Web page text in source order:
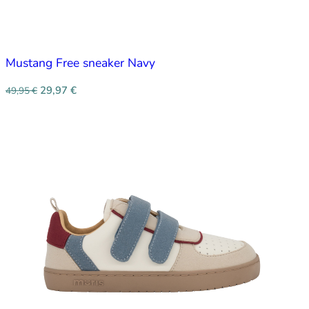
Mustang Free sneaker Navy
49,95€ 29,97 €